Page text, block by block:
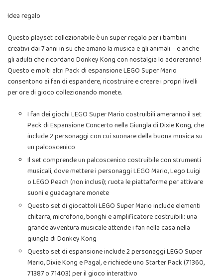
Idea regalo
Questo playset collezionabile è un super regalo per i bambini
creativi dai 7 anni in su che amano la musica e gli animali – e anche
gli adulti che ricordano Donkey Kong con nostalgia lo adoreranno!
Questo e molti altri Pack di espansione LEGO Super Mario
consentono ai fan di espandere, ricostruire e creare i propri livelli
per ore di gioco collezionando monete.
I fan dei giochi LEGO Super Mario costruibili ameranno il set
Pack di Espansione Concerto nella Giungla di Dixie Kong, che
include 2 personaggi con cui suonare della buona musica su
un palcoscenico
Il set comprende un palcoscenico costruibile con strumenti
musicali, dove mettere i personaggi LEGO Mario, Lego Luigi
o LEGO Peach (non inclusi); ruota le piattaforme per attivare
suoni e guadagnare monete
Questo set di giocattoli LEGO Super Mario include elementi
chitarra, microfono, bonghi e amplificatore costruibili: una
grande avventura musicale attende i fan nella casa nella
giungla di Donkey Kong
Questo set di espansione include 2 personaggi LEGO Super
Mario, Dixie Kong e Pagal, e richiede uno Starter Pack (71360,
71387 o 71403) per il gioco interattivo